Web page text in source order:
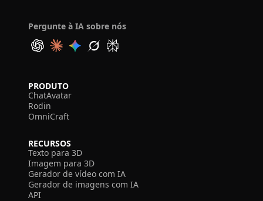
Pergunte à IA sobre nós
PRODUTO
ChatAvatar
Rodin
OmniCraft
RECURSOS
Texto para 3D
Imagem para 3D
Gerador de vídeo com IA
Gerador de imagens com IA
API